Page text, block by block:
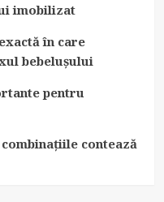
imobilizat
în care
bebelușului
pentru
contează